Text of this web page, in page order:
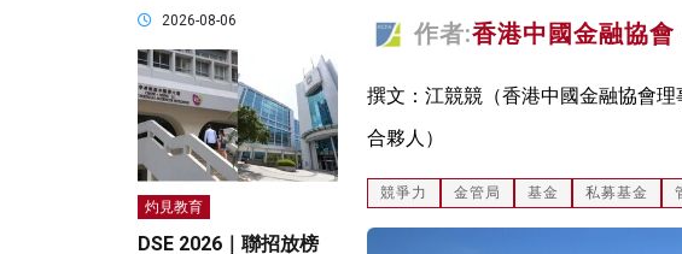
作者:香港中國金融協會
撰文：江競競（香港中國金融協會
合夥人）
競爭力 金管局 基金 私募基金
2026-08-06
灼見教育
DSE 2026｜聯招放榜